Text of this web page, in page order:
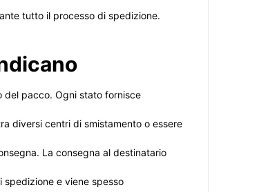
tutto il processo di spedizione.
del pacco. Ogni stato fornisce
diversi centri di smistamento o essere
La consegna al destinatario
e viene spesso